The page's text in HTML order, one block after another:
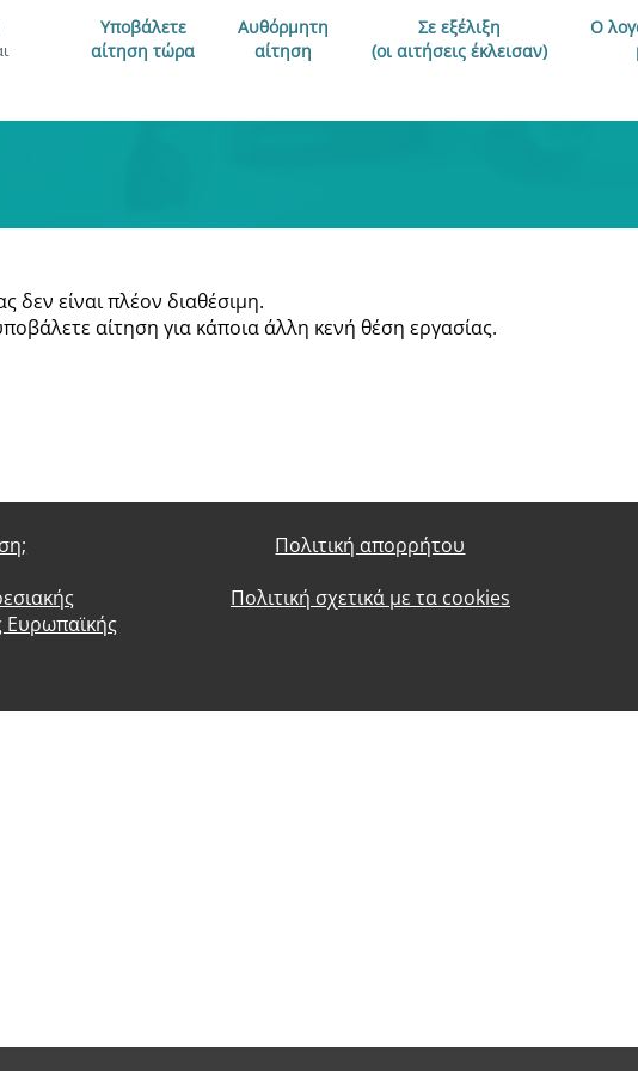
Υποβάλετε
αίτηση τώρα
Αυθόρμητη
αίτηση
Σε εξέλιξη
(οι αιτήσεις έκλεισαν)
Ο
δεν είναι πλέον διαθέσιμη.
αίτηση για κάποια άλλη κενή θέση εργασίας.
Πολιτική απορρήτου
Πολιτική σχετικά με τα cookies